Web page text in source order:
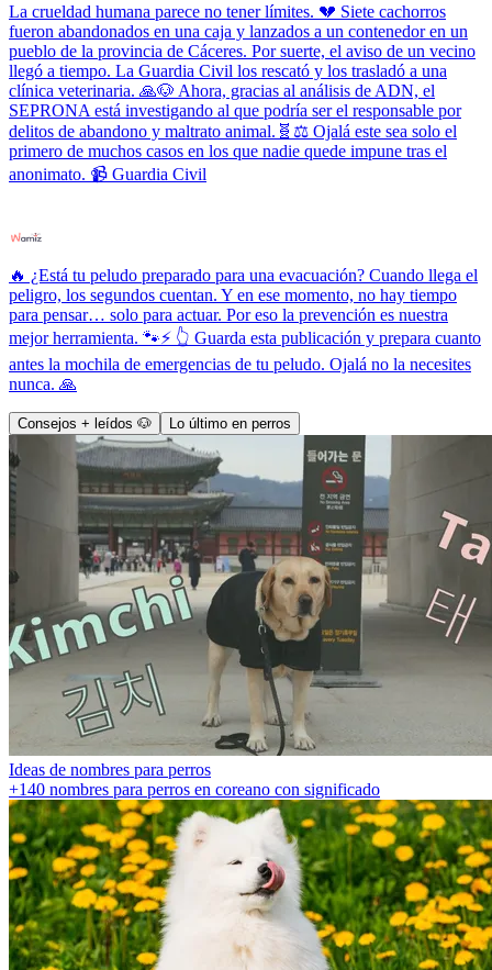
La crueldad humana parece no tener límites. 💔 Siete cachorros
fueron abandonados en una caja y lanzados a un contenedor en un
pueblo de la provincia de Cáceres. Por suerte, el aviso de un vecino
llegó a tiempo. La Guardia Civil los rescató y los trasladó a una
clínica veterinaria. 🙏🐶 Ahora, gracias al análisis de ADN, el
SEPRONA está investigando al que podría ser el responsable por
delitos de abandono y maltrato animal.🧬⚖️ Ojalá este sea solo el
primero de muchos casos en los que nadie quede impune tras el
anonimato. 📹 Guardia Civil
🔥 ¿Está tu peludo preparado para una evacuación? Cuando llega el
peligro, los segundos cuentan. Y en ese momento, no hay tiempo
para pensar… solo para actuar. Por eso la prevención es nuestra
mejor herramienta. 🐾⚡ 👆 Guarda esta publicación y prepara cuanto
antes la mochila de emergencias de tu peludo. Ojalá no la necesites
nunca. 🙏
Consejos + leídos 🐶 Lo último en perros
Ideas de nombres para perros
+140 nombres para perros en coreano con significado